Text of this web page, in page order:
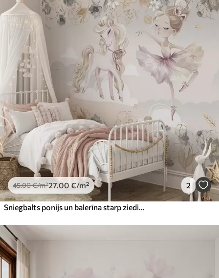
45.00€/m²27.00 €/m² 2
Sniegbalts ponijs un balerīna starp ziediem un mākoņiem